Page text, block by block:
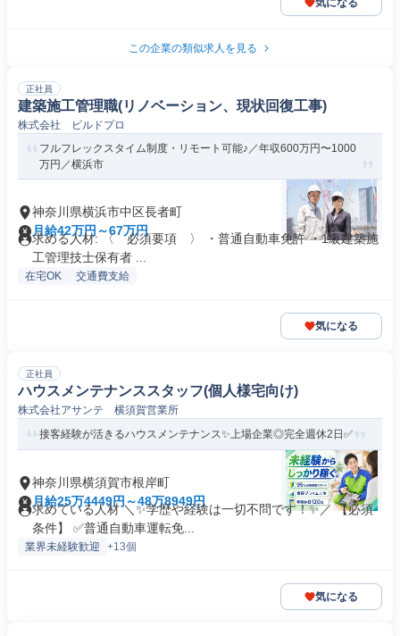
気になる
この企業の類似求人を見る
正社員
建築施工管理職(リノベーション、現状回復工事)
株式会社 ビルドプロ
フルフレックスタイム制度・リモート可能♪／年収600万円〜1000
万円／横浜市
神奈川県横浜市中区長者町
月給42万円～67万円
求める人材: 〈 必須要項 〉 ・普通自動車免許 ・1級建築施
工管理技士保有者 ...
在宅OK 交通費支給
気になる
正社員
ハウスメンテナンススタッフ(個人様宅向け)
株式会社アサンテ 横須賀営業所
接客経験が活きるハウスメンテナンス✨上場企業◎完全週休2日✅
神奈川県横須賀市根岸町
月給25万4449円～48万8949円
求めている人材 ＼✨学歴や経験は一切不問です！✨／ 【必須
条件】 ✅普通自動車運転免...
業界未経験歓迎 +13個
気になる